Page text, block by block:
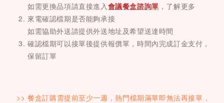
如需更換品項請直接進入 會議餐盒諮詢單 ，了解更多
來電確認檔期是否能夠承接
如需協助外送請提供外送地址及希望送達時間
確認檔期可以接單後提供報價單，時間內完成訂金支付，
保留訂單
>> 餐盒訂購需提前至少一週，熱門檔期滿單即無法再接單，